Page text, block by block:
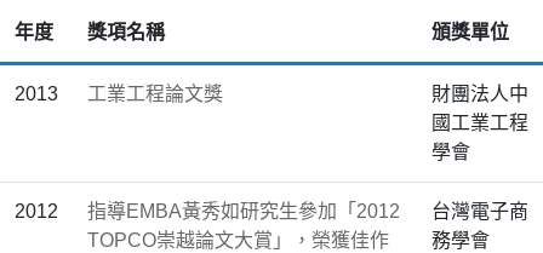
年度 獎項名稱 頒獎單位
2013 工業工程論文獎
財團法人中
國工業工程
學會
2012
指導EMBA黃秀如研究生參加「2012
TOPCO崇越論文大賞」，榮獲佳作
台灣電子商
務學會